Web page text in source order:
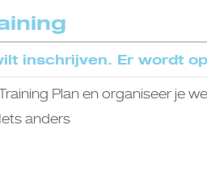
inschrijven. Er wordt
Plan en organiseer je
Iets anders